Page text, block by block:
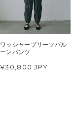
ワッシャープリーツバル
ーンパンツ
¥30,800 JPY